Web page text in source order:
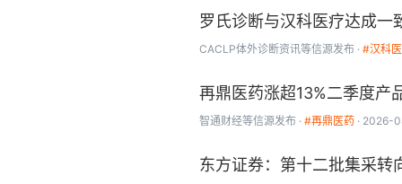
罗氏诊断与汉科医疗达成一
CACLP体外诊断资讯等信源发布 #汉科
再鼎医药涨超13%二季度产
智通财经等信源发布 #再鼎医药 2026-
东方证券：第十二批集采转